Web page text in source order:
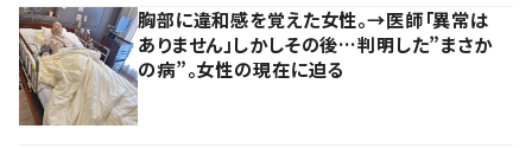
胸部に違和感を覚えた女性。→医師「異常は
ありません」しかしその後…判明した”まさか
の病”。女性の現在に迫る